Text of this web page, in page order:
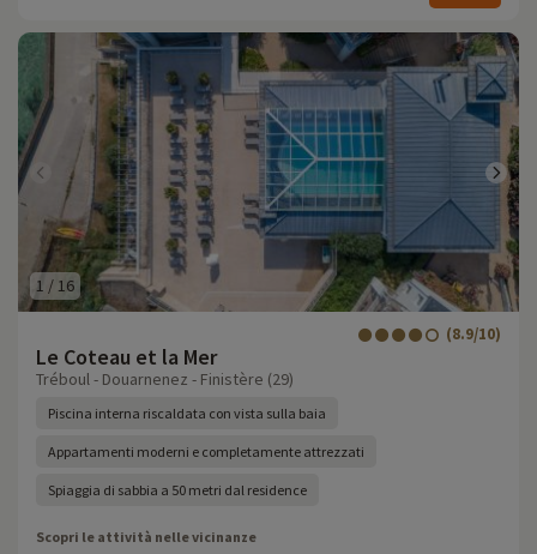
1 / 16
Le Coteau et la Mer
(8.9/10)
Tréboul - Douarnenez - Finistère (29)
Piscina interna riscaldata con vista sulla baia
Appartamenti moderni e completamente attrezzati
Spiaggia di sabbia a 50 metri dal residence
Scopri le attività nelle vicinanze